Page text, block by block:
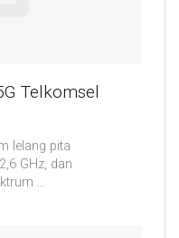
Telkomsel
lelang pita
GHz, dan
...